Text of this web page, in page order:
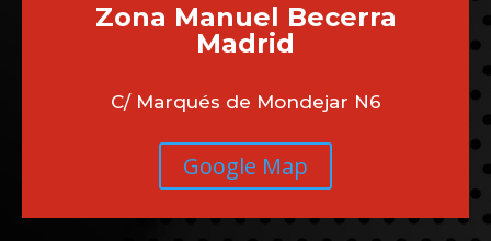
Zona Manuel Becerra
Madrid
C/ Marqués de Mondejar N6
Google Map